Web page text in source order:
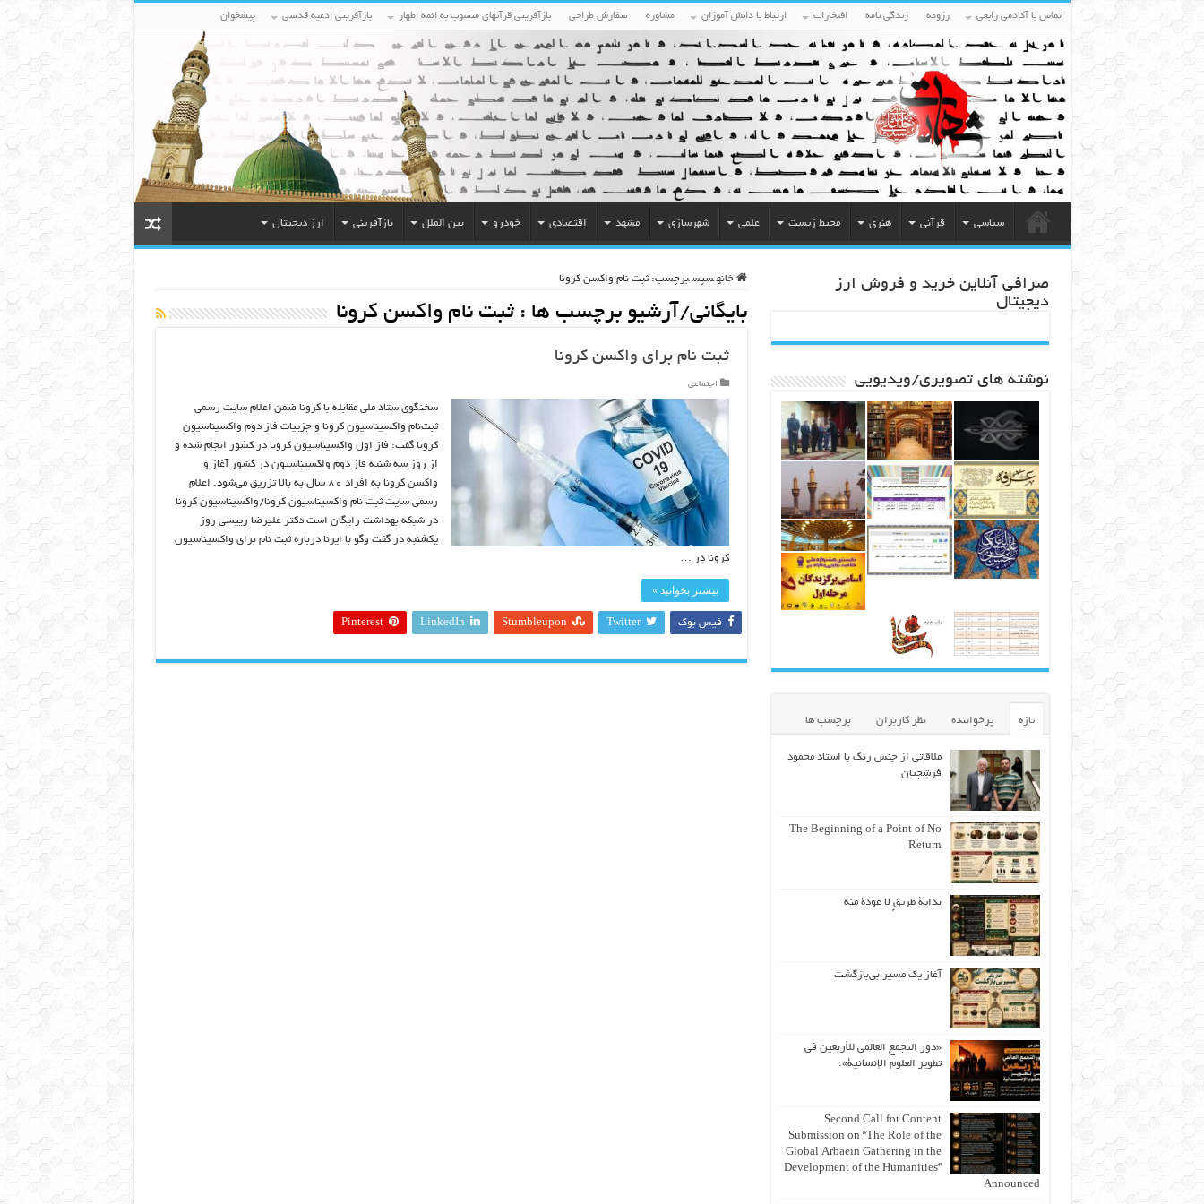
تماس با آکادمی رابعی رزومه زندگی نامه افتخارات ارتباط با دانش آموزان مشاوره سفارش طراحی بازآفرینی قرآنهای منسوب به ائمه اطهار بازآفرینی ادعیه قدسی پیشخوان
سیاسی قرآنی هنری محیط زیست علمی شهرسازی مشهد اقتصادی خودرو بین الملل بازآفرینی ارز دیجیتال
خانه سپس برچسب:ثبت نام واکسن کرونا
بایگانی/آرشیو برچسب ها :ثبت نام واکسن کرونا
ثبت نام برای واکسن کرونا
اجتماعی
سخنگوی ستاد ملی مقابله با کرونا ضمن اعلام سایت رسمی
ثبت‌نام واکسیناسیون کرونا و جزییات فاز دوم واکسیناسیون
کرونا گفت: فاز اول واکسیناسیون کرونا در کشور انجام شده و
از روز سه شنبه فاز دوم واکسیناسیون در کشور آغاز و
واکسن کرونا به افراد ۸۰ سال به بالا تزریق می‌شود. اعلام
رسمی سایت ثبت نام واکسیناسیون کرونا/واکسیناسیون کرونا
در شبکه بهداشت رایگان است دکتر علیرضا رییسی روز
یکشنبه در گفت‌ وگو با ایرنا درباره ثبت نام برای واکسیناسیون
کرونا در …
بیشتر بخوانید »
فیس بوک Twitter
Stumbleupon
LinkedIn
Pinterest
صرافی آنلاین خرید و فروش ارز
دیجیتال
نوشته های تصویری/ویدیویی
تازه پرخواننده نظر کاربران برچسب ها
ملاقاتی از جنس رنگ با استاد محمود
فرشچیان
The Beginning of a Point of No
Return
بداية طريقٍ لا عودة منه
آغاز یک مسیر بی‌بازگشت
«دور التجمع العالمي للأربعين في
تطوير العلوم الإنسانية».
Second Call for Content
Submission on “The Role of the
Global Arbaein Gathering in the
Development of the Humanities”
Announced